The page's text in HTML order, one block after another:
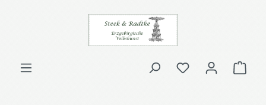
Zum Hauptinhalt springen
Du hast 0